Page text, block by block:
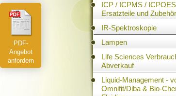
ICP / ICPMS / ICPOES
Ersatzteile und Zubehör
IR-Spektroskopie
Lampen
Life Sciences
Abverkauf
Liquid-Management -
Omnifit/Diba & Bio-
PDF-
Angebot
anfordern